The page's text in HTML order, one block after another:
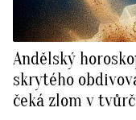
Andělský
skrytého
čeká zlom v